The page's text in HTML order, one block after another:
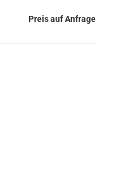
Preis auf Anfrage